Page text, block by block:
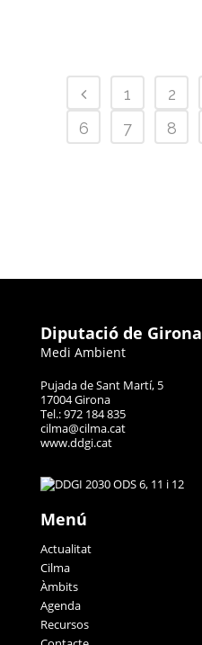
1 2
6
7 8
Diputació de Girona
Medi Ambient
Pujada de Sant Martí, 5
17004 Girona
Tel.: 972 184 835
cilma@cilma.cat
www.ddgi.cat
Menú
Actualitat
Cilma
Àmbits
Agenda
Recursos